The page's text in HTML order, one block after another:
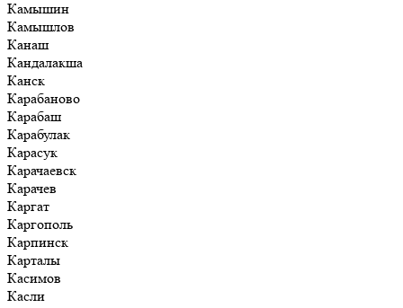
Камышин
Камышлов
Канаш
Кандалакша
Канск
Карабаново
Карабаш
Карабулак
Карасук
Карачаевск
Карачев
Каргат
Каргополь
Карпинск
Карталы
Касимов
Касли